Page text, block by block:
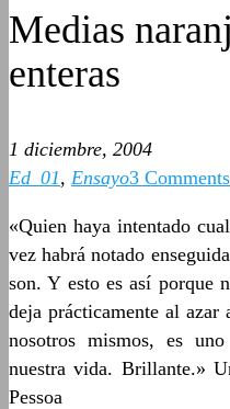
Medias
enteras
1 diciembre, 2004
Ed_01, Ensayo3 Comments
«Quien haya intentado
vez habrá notado
son. Y esto es así porque
deja prácticamente al azar
nosotros mismos, es
nuestra vida. Brillante.»
Pessoa